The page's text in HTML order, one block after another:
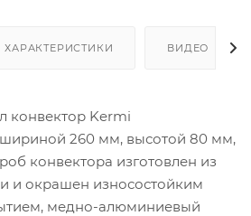
ХАРАКТЕРИСТИКИ ВИДЕО
конвектор Kermi
шириной 260 мм, высотой 80 мм,
конвектора изготовлен из
и окрашен износостойким
медно-алюминиевый